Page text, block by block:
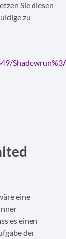
Sie diesen
zu
eine
es einen
der